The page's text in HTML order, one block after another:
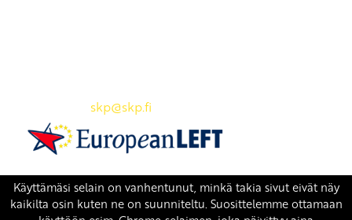
skp@skp.fi
SKP on Euroopan Vasemmistopuolueen jäsen.
european-left.org
european-left.org/manifesto/